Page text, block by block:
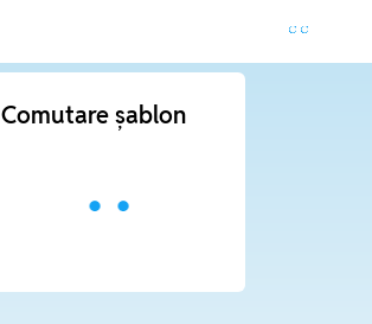
Comutare șablon